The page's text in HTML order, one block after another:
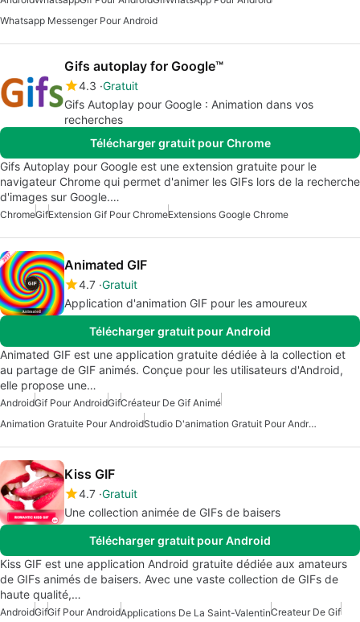
Whatsapp Messenger Pour Android
Gifs autoplay for Google™
4.3 Gratuit
Gifs Autoplay pour Google : Animation dans vos
recherches
Télécharger gratuit pour Chrome
Gifs Autoplay pour Google est une extension gratuite pour le
navigateur Chrome qui permet d'animer les GIFs lors de la recherche
d'images sur Google.…
ChromeGifExtension Gif Pour ChromeExtensions Google Chrome
Animated GIF
4.7 Gratuit
Application d'animation GIF pour les amoureux
Télécharger gratuit pour Android
Animated GIF est une application gratuite dédiée à la collection et
au partage de GIF animés. Conçue pour les utilisateurs d'Android,
elle propose une…
AndroidGif Pour AndroidGifCréateur De Gif Animé
Animation Gratuite Pour Android
Studio D'animation Gratuit Pour Android
Kiss GIF
4.7 Gratuit
Une collection animée de GIFs de baisers
Télécharger gratuit pour Android
Kiss GIF est une application Android gratuite dédiée aux amateurs
de GIFs animés de baisers. Avec une vaste collection de GIFs de
haute qualité,…
AndroidGifGif Pour AndroidApplications De La Saint-ValentinCreateur De Gif